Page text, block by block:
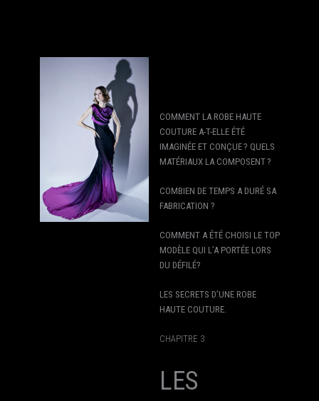
COMMENT LA ROBE HAUTE
COUTURE A-T-ELLE ÉTÉ
IMAGINÉE ET CONÇUE ? QUELS
MATÉRIAUX LA COMPOSENT ?
COMBIEN DE TEMPS A DURÉ SA
FABRICATION ?
COMMENT A ÉTÉ CHOISI LE TOP
MODÈLE QUI L’A PORTÉE LORS
DU DÉFILÉ?
LES SECRETS D’UNE ROBE
HAUTE COUTURE.
CHAPITRE 3
LES